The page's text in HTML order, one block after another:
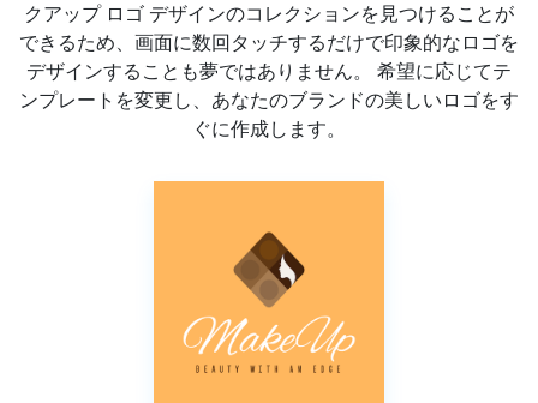
クアップ ロゴ デザインのコレクションを見つけることが
できるため、画面に数回タッチするだけで印象的なロゴを
デザインすることも夢ではありません。 希望に応じてテ
ンプレートを変更し、あなたのブランドの美しいロゴをす
ぐに作成します。